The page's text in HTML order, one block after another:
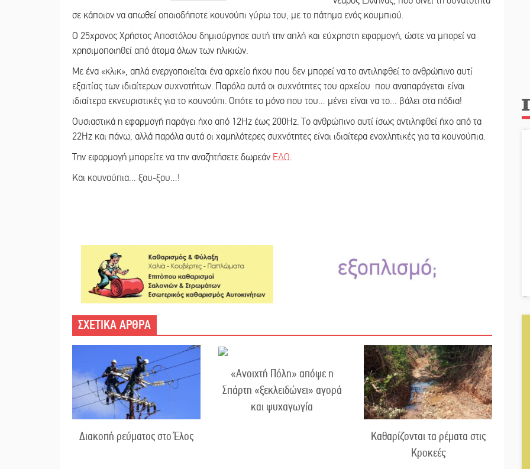
σε κάποιον να απωθεί οποιοδήποτε κουνούπι γύρω του, με το πάτημα ενός κουμπιού.
Ο 25χρονος Χρήστος Αποστόλου δημιούργησε αυτή την απλή και εύχρηστη εφαρμογή, ώστε να μπορεί να
χρησιμοποιηθεί από άτομα όλων των ηλικιών.
Με ένα «κλικ», απλά ενεργοποιείται ένα αρχείο ήχου που δεν μπορεί να το αντιληφθεί το ανθρώπινο αυτί
εξαιτίας των ιδιαίτερων συχνοτήτων. Παρόλα αυτά οι συχνότητες του αρχείου που αναπαράγεται είναι
ιδιαίτερα εκνευριστικές για το κουνούπι. Οπότε το μόνο που του… μένει είναι να το… βάλει στα πόδια!
Ουσιαστικά η εφαρμογή παράγει ήχο από 12Hz έως 200Hz. Το ανθρώπινο αυτί ίσως αντιληφθεί ήχο από τα
22Hz και πάνω, αλλά παρόλα αυτά οι χαμηλότερες συχνότητες είναι ιδιαίτερα ενοχλητικές για τα κουνούπια.
Την εφαρμογή μπορείτε να την αναζητήσετε δωρεάν ΕΔΩ.
Και κουνούπια… ξου-ξου…!
ΣΧΕΤΙΚΑ ΑΡΘΡΑ
Διακοπή ρεύματος στο Έλος
«Ανοιχτή Πόλη» απόψε η
Σπάρτη «ξεκλειδώνει» αγορά
και ψυχαγωγία
Καθαρίζονται τα ρέματα στις
Κροκεές